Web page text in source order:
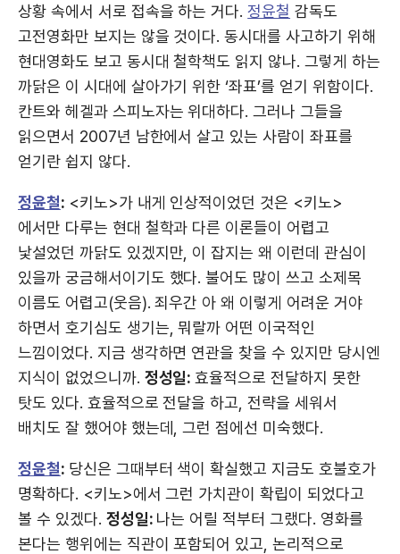
상황 속에서 서로 접속을 하는 거다.정윤철 감독도
고전영화만 보지는 않을 것이다. 동시대를 사고하기 위해
현대영화도 보고 동시대 철학책도 읽지 않나. 그렇게 하는
까닭은 이 시대에 살아가기 위한 ‘좌표’를 얻기 위함이다.
칸트와 헤겔과 스피노자는 위대하다. 그러나 그들을
읽으면서 2007년 남한에서 살고 있는 사람이 좌표를
얻기란 쉽지 않다.
정윤철: <키노>가 내게 인상적이었던 것은 <키노>
에서만 다루는 현대 철학과 다른 이론들이 어렵고
낯설었던 까닭도 있겠지만, 이 잡지는 왜 이런데 관심이
있을까 궁금해서이기도 했다. 불어도 많이 쓰고 소제목
이름도 어렵고(웃음). 죄우간 아 왜 이렇게 어려운 거야
하면서 호기심도 생기는, 뭐랄까 어떤 이국적인
느낌이었다. 지금 생각하면 연관을 찾을 수 있지만 당시엔
지식이 없었으니까. 정성일: 효율적으로 전달하지 못한
탓도 있다. 효율적으로 전달을 하고, 전략을 세워서
배치도 잘 했어야 했는데, 그런 점에선 미숙했다.
정윤철: 당신은 그때부터 색이 확실했고 지금도 호불호가
명확하다. <키노>에서 그런 가치관이 확립이 되었다고
볼 수 있겠다. 정성일: 나는 어릴 적부터 그랬다. 영화를
본다는 행위에는 직관이 포함되어 있고, 논리적으로